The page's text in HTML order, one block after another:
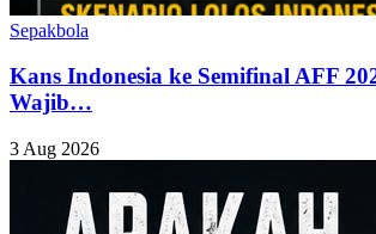
Sepakbola
Kans Indonesia ke Semifinal AFF
Wajib…
3 Aug 2026